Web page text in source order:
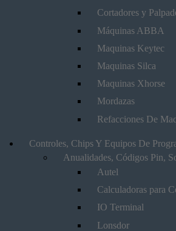
Cortadores y
Máquinas ABBA
Maquinas Keytec
Maquinas Silca
Maquinas Xhorse
Mordazas
Refacciones De
Controles, Chips Y Equipos De
Anualidades, Códigos Pin,
Autel
Calculadoras para
IO Terminal
Lonsdor